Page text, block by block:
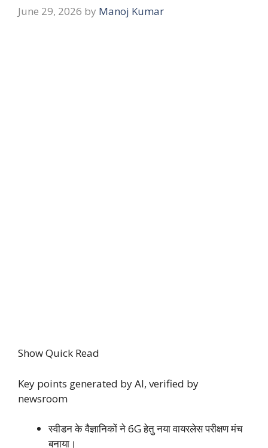
June 29, 2026 by Manoj Kumar
Show Quick Read
Key points generated by AI, verified by
newsroom
स्वीडन के वैज्ञानिकों ने 6G हेतु नया वायरलेस परीक्षण मंच
बनाया।